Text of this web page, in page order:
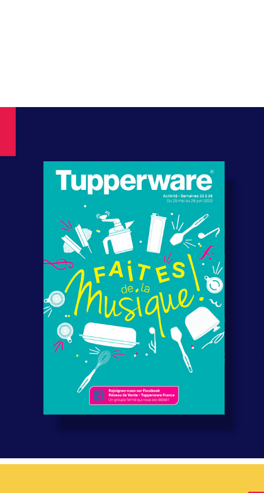
EDITION - TUPPERWARE
2023